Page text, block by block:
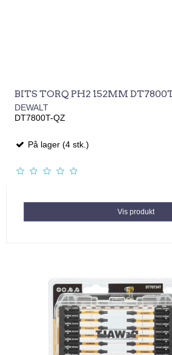
BITS TORQ PH2 152MM
DEWALT
DT7800T-QZ
På lager (4 stk.)
Vis produkt